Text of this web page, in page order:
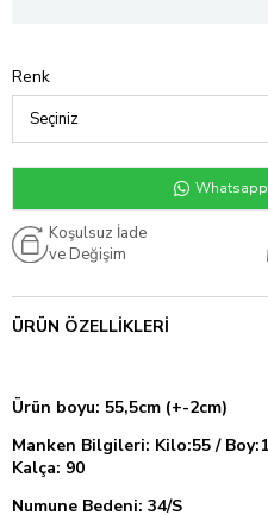
Renk
Whatsapp
Koşulsuz İade
ve Değişim
ÜRÜN ÖZELLIKLERI
Ürün boyu: 55,5cm (+-2cm)
Manken Bilgileri: Kilo:55 /
Kalça: 90
Numune Bedeni: 34/S